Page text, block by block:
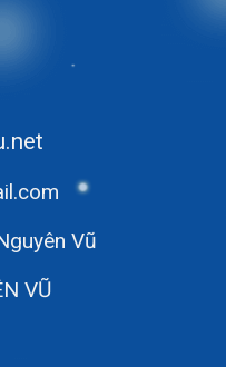
Vũ
VŨ